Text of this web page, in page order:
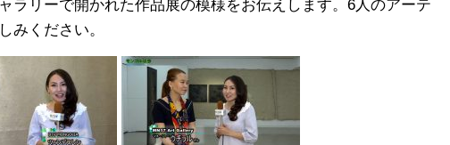
ラリーで開かれた作品展の模様をお伝えします。6人のアーテ
みください。